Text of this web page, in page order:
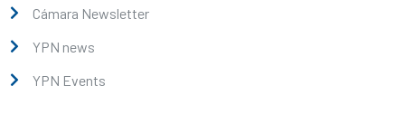
Cámara Newsletter
YPN news
YPN Events